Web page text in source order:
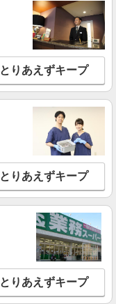
とりあえずキープ
とりあえずキープ
とりあえずキープ